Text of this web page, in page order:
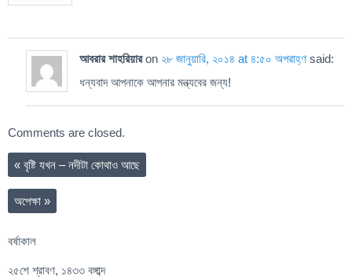
আবরার শাহরিয়ারon ২৮ জানুয়ারি, ২০১৪ at ৪:৫০ অপরাহ্ণ said:
ধন্যবাদ আপনাকে আপনার মন্ত্যবের জন্য!
Comments are closed.
« বৃষ্টি যখন – নদীটা কোথাও আছে
অপেক্ষা »
বর্ষাকাল
২৫শে শ্রাবণ, ১৪৩৩ বঙ্গাব্দ